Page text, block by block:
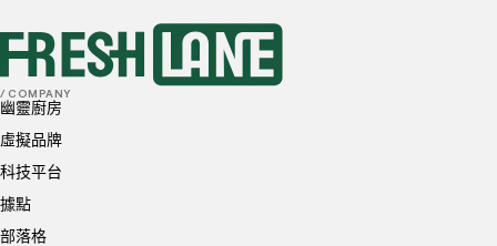
/ COMPANY
幽靈廚房
虛擬品牌
科技平台
據點
部落格